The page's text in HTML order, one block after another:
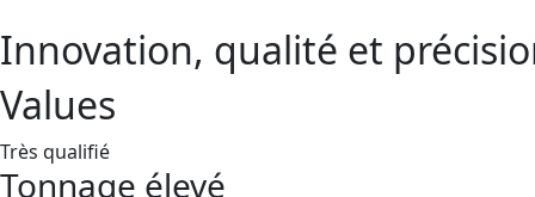
Innovation, qualité et
Values
Très qualifié
Tonnage élevé